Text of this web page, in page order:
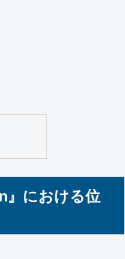
』における位